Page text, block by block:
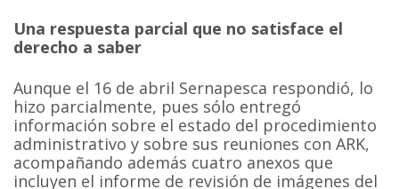
Una respuesta parcial que no satisface el
derecho a saber
Aunque el 16 de abril Sernapesca respondió, lo
hizo parcialmente, pues sólo entregó
información sobre el estado del procedimiento
administrativo y sobre sus reuniones con ARK,
acompañando además cuatro anexos que
incluyen el informe de revisión de imágenes del